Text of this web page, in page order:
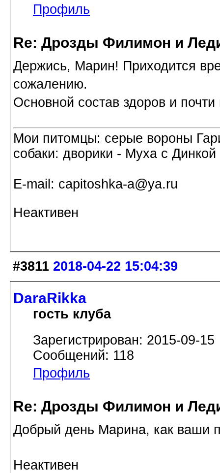
Профиль
Re: Дрозды Филимон и
Держись, Марин! Приходится
сожалению.
Основной состав здоров и
Мои питомцы: серые вороны
собаки: дворики - Муха с Динкой
Е-mail: capitoshka-a@ya.ru
Неактивен
#3811 2018-04-22 15:04:39
DaraRikka
гость клуба
Зарегистрирован: 2015-09-15
Сообщений: 118
Профиль
Re: Дрозды Филимон и
Добрый день Марина, как ваши
Неактивен